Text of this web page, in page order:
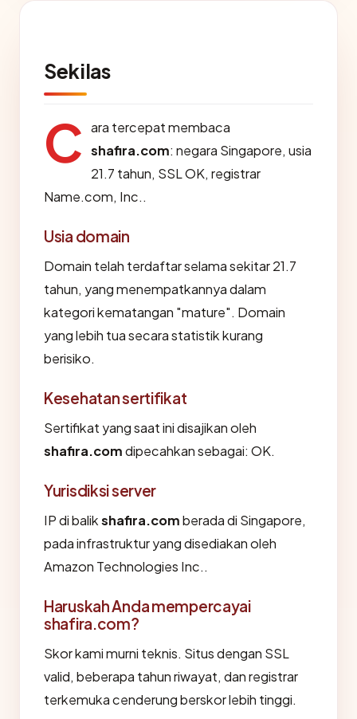
Sekilas
C ara tercepat membaca
shafira.com: negara Singapore, usia
21.7 tahun, SSL OK, registrar
Name.com, Inc..
Usia domain
Domain telah terdaftar selama sekitar 21.7
tahun, yang menempatkannya dalam
kategori kematangan "mature". Domain
yang lebih tua secara statistik kurang
berisiko.
Kesehatan sertifikat
Sertifikat yang saat ini disajikan oleh
shafira.comdipecahkan sebagai: OK.
Yurisdiksi server
IP di balikshafira.comberada di Singapore,
pada infrastruktur yang disediakan oleh
Amazon Technologies Inc..
Haruskah Anda mempercayai
shafira.com?
Skor kami murni teknis. Situs dengan SSL
valid, beberapa tahun riwayat, dan registrar
terkemuka cenderung berskor lebih tinggi.